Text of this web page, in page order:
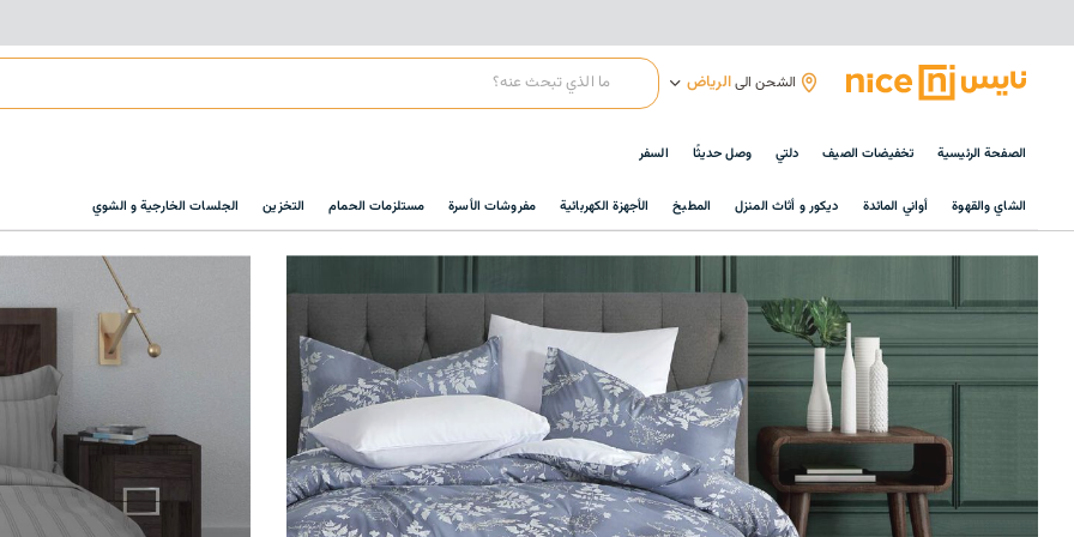
الشحن الىالرياض
الصفحة الرئيسية تخفيضات الصيف دلتي وصل حديثًا السفر
الشاي والقهوة أواني المائدة ديكور و أثاث المنزل المطبخ الأجهزة الكهربائية مفروشات الأسرة مستلزمات الحمام التخزين الجلسات الخارجية و الشوي